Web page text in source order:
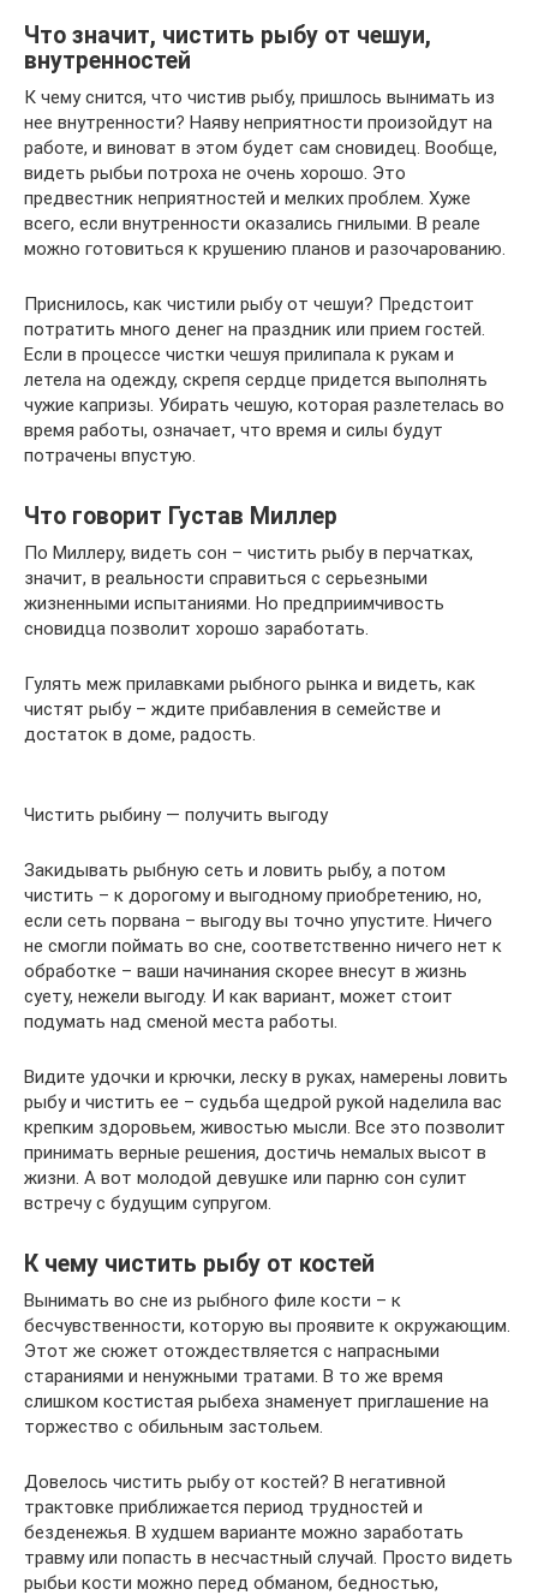
Что значит, чистить рыбу от чешуи,
внутренностей
К чему снится, что чистив рыбу, пришлось вынимать из
нее внутренности? Наяву неприятности произойдут на
работе, и виноват в этом будет сам сновидец. Вообще,
видеть рыбьи потроха не очень хорошо. Это
предвестник неприятностей и мелких проблем. Хуже
всего, если внутренности оказались гнилыми. В реале
можно готовиться к крушению планов и разочарованию.
Приснилось, как чистили рыбу от чешуи? Предстоит
потратить много денег на праздник или прием гостей.
Если в процессе чистки чешуя прилипала к рукам и
летела на одежду, скрепя сердце придется выполнять
чужие капризы. Убирать чешую, которая разлетелась во
время работы, означает, что время и силы будут
потрачены впустую.
Что говорит Густав Миллер
По Миллеру, видеть сон – чистить рыбу в перчатках,
значит, в реальности справиться с серьезными
жизненными испытаниями. Но предприимчивость
сновидца позволит хорошо заработать.
Гулять меж прилавками рыбного рынка и видеть, как
чистят рыбу – ждите прибавления в семействе и
достаток в доме, радость.
Чистить рыбину — получить выгоду
Закидывать рыбную сеть и ловить рыбу, а потом
чистить – к дорогому и выгодному приобретению, но,
если сеть порвана – выгоду вы точно упустите. Ничего
не смогли поймать во сне, соответственно ничего нет к
обработке – ваши начинания скорее внесут в жизнь
суету, нежели выгоду. И как вариант, может стоит
подумать над сменой места работы.
Видите удочки и крючки, леску в руках, намерены ловить
рыбу и чистить ее – судьба щедрой рукой наделила вас
крепким здоровьем, живостью мысли. Все это позволит
принимать верные решения, достичь немалых высот в
жизни. А вот молодой девушке или парню сон сулит
встречу с будущим супругом.
К чему чистить рыбу от костей
Вынимать во сне из рыбного филе кости – к
бесчувственности, которую вы проявите к окружающим.
Этот же сюжет отождествляется с напрасными
стараниями и ненужными тратами. В то же время
слишком костистая рыбеха знаменует приглашение на
торжество с обильным застольем.
Довелось чистить рыбу от костей? В негативной
трактовке приближается период трудностей и
безденежья. В худшем варианте можно заработать
травму или попасть в несчастный случай. Просто видеть
рыбьи кости можно перед обманом, бедностью,